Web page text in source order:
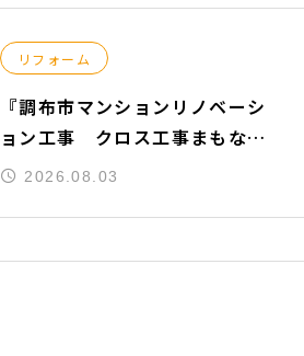
リフォーム
『調布市マンションリノベーシ
ョン工事 クロス工事まもなく
完了』
2026.08.03